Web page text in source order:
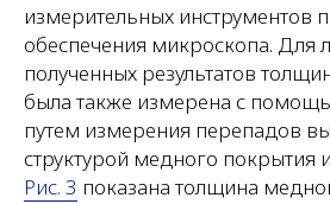
измерительных инструментов
обеспечения микроскопа. Для
полученных результатов
была также измерена с
путем измерения перепадов
структурой медного покрытия
Рис. 3 показана толщина